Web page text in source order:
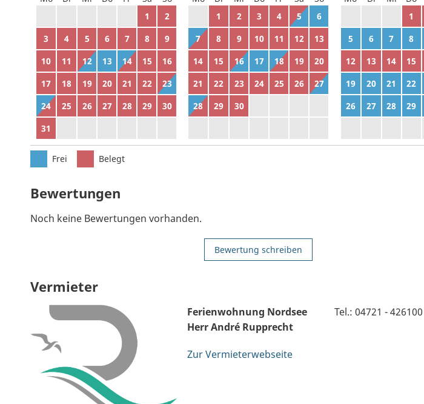
1
2
3
4 5 6 7 8
9
10
11 12 13 14 15
16
17
18 19 20 21 22
23
24
25 26 27 28 29
30
31
1 2 3 4 5
6
7
8 9 10 11 12
13
14
15 16 17 18 19
20
21
22 23 24 25 26
27
28
29 30
1
5
6 7 8
12
13 14 15
19
20 21 22
26
27 28 29
Frei Belegt
Bewertungen
Noch keine Bewertungen vorhanden.
Bewertung schreiben
Vermieter
Ferienwohnung Nordsee
Herr André Rupprecht
Zur Vermieterwebseite
Tel.: 04721 - 426100